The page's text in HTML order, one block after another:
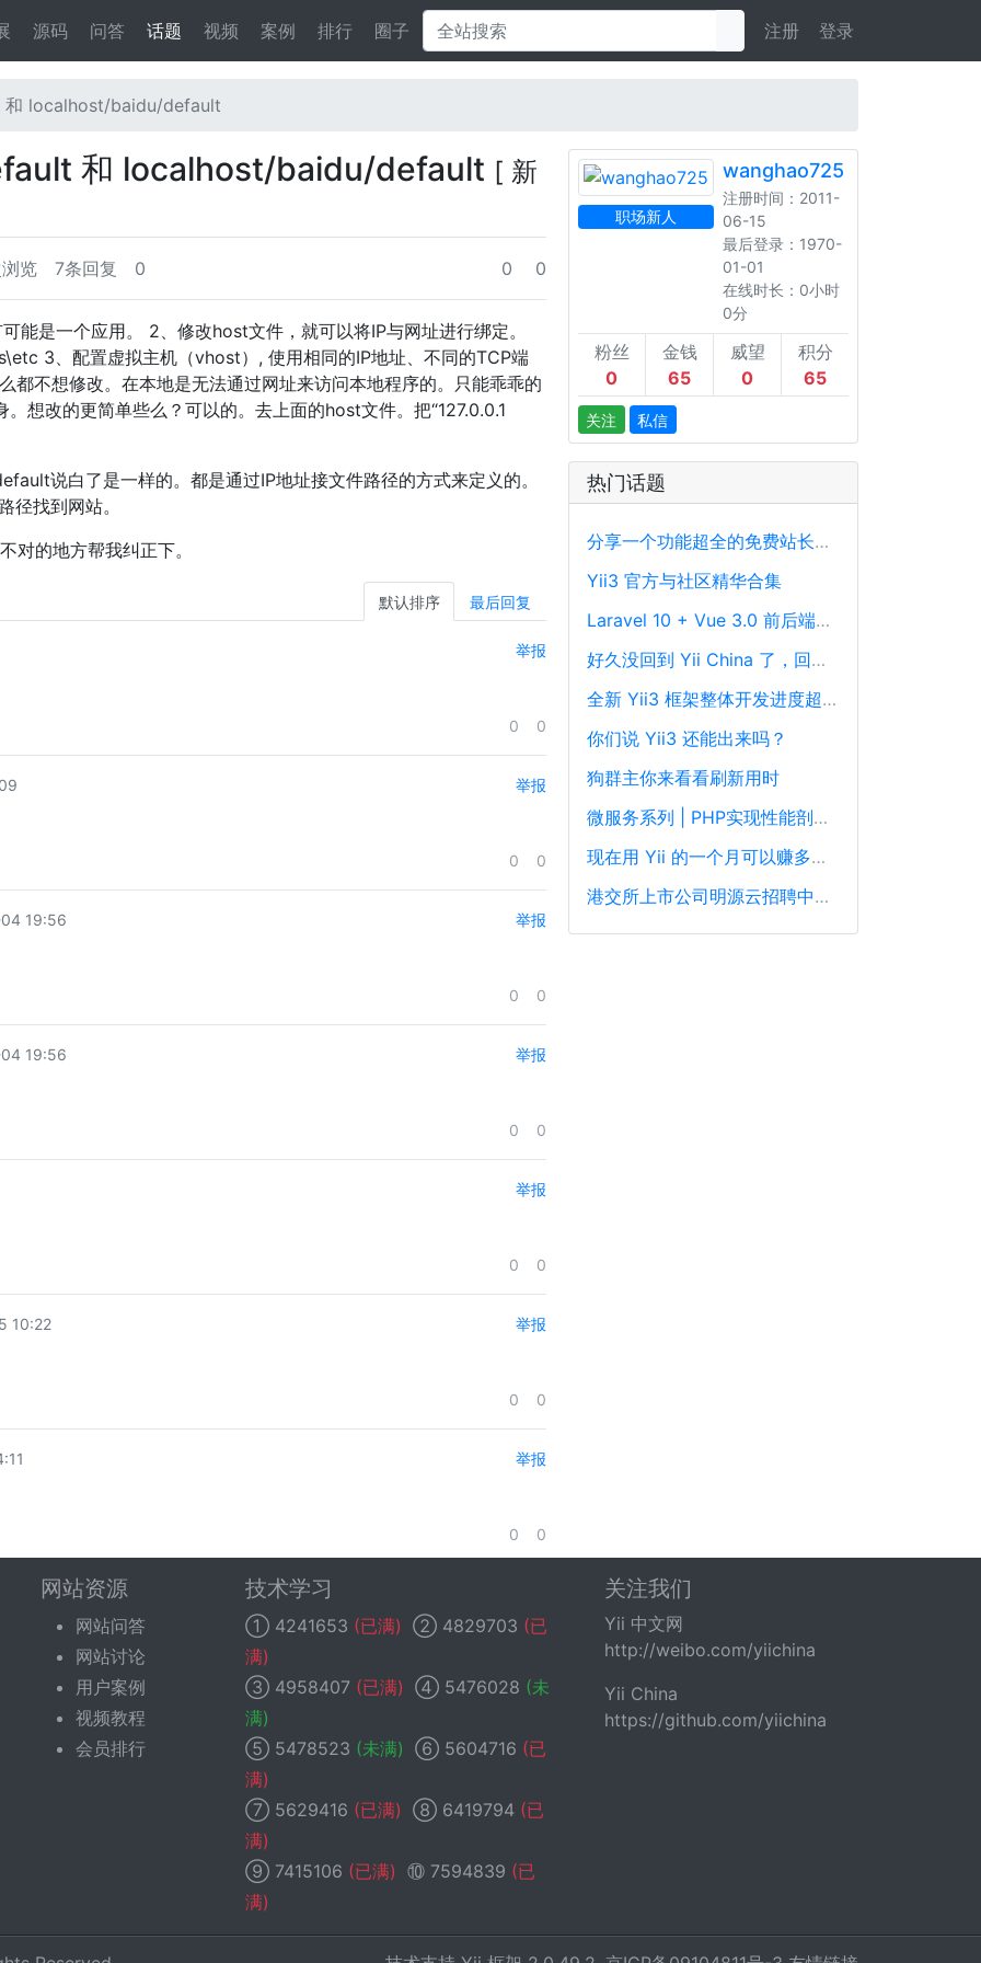
源码 问答 话题 视频 案例 排行 圈子 注册 登录
localhost/baidu/default
和 localhost/baidu/default [ 新
览 7条回复 0 0 0
能是一个应用。 2、修改host文件，就可以将IP与网址进行绑定。
3、配置虚拟主机（vhost）, 使用相同的IP地址、不同的TCP端
都不想修改。在本地是无法通过网址来访问本地程序的。只能乖乖的
想改的更简单些么？可以的。去上面的host文件。把“127.0.0.1
说白了是一样的。都是通过IP地址接文件路径的方式来定义的。
径找到网站。
对的地方帮我纠正下。
默认排序 最后回复
举报
0 0
举报
0 0
19:56 举报
0 0
19:56 举报
0 0
举报
0 0
10:22 举报
0 0
举报
0 0
职场新人
wanghao725
注册时间：2011-
06-15
最后登录：1970-
01-01
在线时长：0小时
0分
粉丝
0
金钱
65
威望
0
积分
65
关注 私信
热门话题
分享一个功能超全的免费站长工具平台
Yii3 官方与社区精华合集
Laravel 10 + Vue 3.0 前后端分离框架通用后台源码
好久没回到 Yii China 了，回来冒个泡泡！
全新 Yii3 框架整体开发进度超过88%，发布在即！
你们说 Yii3 还能出来吗？
狗群主你来看看刷新用时
微服务系列 | PHP实现性能剖析、跟踪和可观察性最佳实践
现在用 Yii 的一个月可以赚多少钱？
港交所上市公司明源云招聘中高级PHP开发工程师
网站资源
网站问答
网站讨论
用户案例
视频教程
会员排行
技术学习
① 4241653 (已满) ② 4829703 (已
满)
③ 4958407 (已满) ④ 5476028 (未
满)
⑤ 5478523 (未满) ⑥ 5604716 (已
满)
⑦ 5629416 (已满) ⑧ 6419794 (已
满)
⑨ 7415106 (已满) ⑩ 7594839 (已
满)
关注我们
Yii 中文网
http://weibo.com/yiichina
Yii China
https://github.com/yiichina